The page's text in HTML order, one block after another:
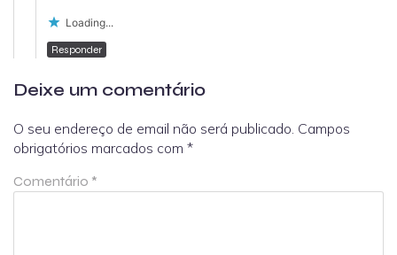
Loading...
Responder
Deixe um comentário
O seu endereço de email não será publicado. Campos
obrigatórios marcados com *
Comentário *